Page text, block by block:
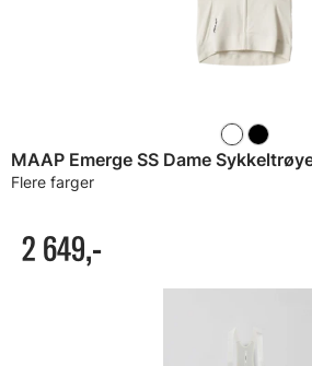
MAAP Emerge SS Dame
Flere farger
2 649,-